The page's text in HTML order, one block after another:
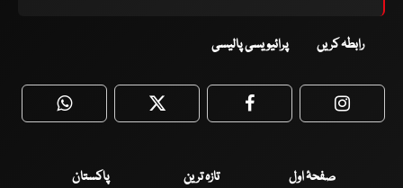
رابطہ کریں پرائیویسی پالیسی
WhatsApp Twitter Facebook
صفحۂ اول تازہ ترین
پاکستان